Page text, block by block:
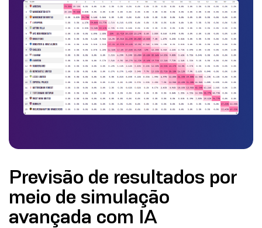
Previsão de resultados por
meio de simulação
avançada com IA